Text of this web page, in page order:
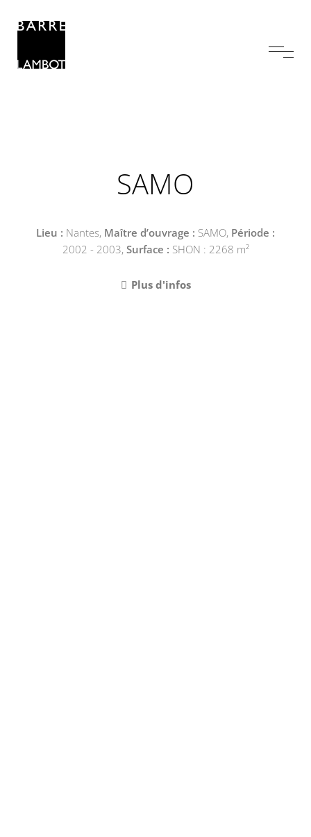
SAMO
Lieu : Nantes, Maître d’ouvrage : SAMO, Période :
2002 - 2003, Surface : SHON : 2268 m²
Plus d'infos